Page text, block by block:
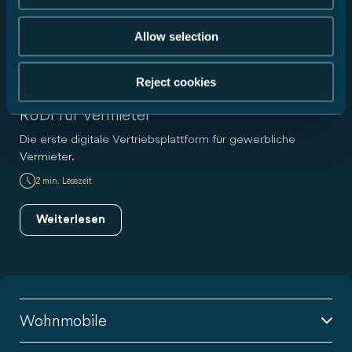
Allow selection
Reject cookies
RUDI für Vermieter
Die erste digitale Vertriebsplattform für gewerbliche
Vermieter.
2 min. Lesezeit
Weiterlesen
Wohnmobile